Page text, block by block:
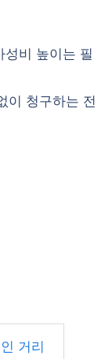
성비 높이는 필
이 청구하는 전
거리